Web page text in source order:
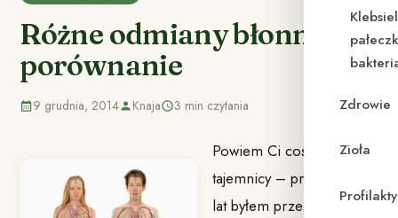
Zdrowie
Zioła
Różne odmiany błonnika –
porównanie
9 grudnia, 2014 Knaja 3 min czytania
Powiem Ci coś w
tajemnicy – przez wiele
lat byłem przeciwnikiem